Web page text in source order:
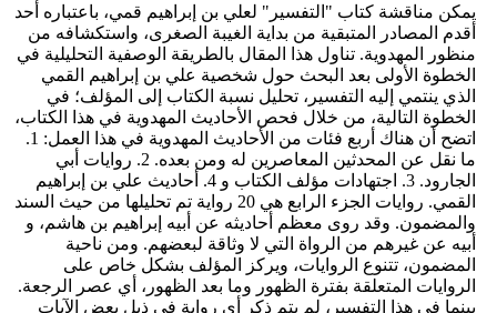
يمكن مناقشة كتاب "التفسير" لعلي بن إبراهيم قمي، باعتباره أحد
أقدم المصادر المتبقية من بداية الغيبة الصغرى، واستكشافه من
منظور المهدوية. تناول هذا المقال بالطريقة الوصفية التحليلية في
الخطوة الأولى بعد البحث حول شخصية علي بن إبراهيم القمي
الذي ينتمي إليه التفسير، تحليل نسبة الكتاب إلى المؤلف؛ في
الخطوة التالية، من خلال فحص الأحاديث المهدوية في هذا الکتاب،
اتضح أن هناك أربع فئات من الأحاديث المهدوية في هذا العمل: 1.
ما نقل عن المحدثين المعاصرين له ومن بعده. 2. روايات أبي
الجارود. 3. اجتهادات مؤلف الكتاب و 4. أحاديث علي بن إبراهيم
القمي. روايات الجزء الرابع هي 20 رواية تم تحليلها من حيث السند
والمضمون. وقد روى معظم أحاديثه عن أبيه إبراهيم بن هاشم، و
أبيه عن غيرهم من الرواة التي لا وثاقة لبعضهم. ومن ناحية
المضمون، تتنوع الروايات، ويركز المؤلف بشكل خاص على
الروايات المتعلقة بفترة الظهور وما بعد الظهور، أي عصر الرجعة.
بينما في هذا التفسير، لم يتم ذکر أي رواية في ذيل بعض الآيات